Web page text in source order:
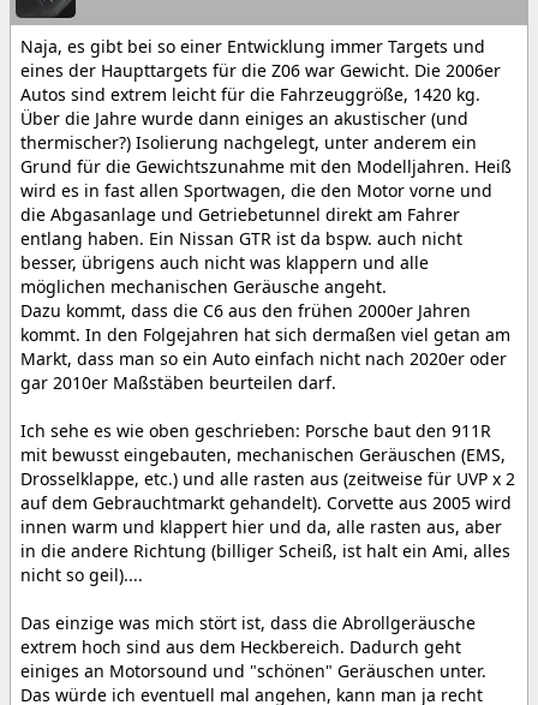
Naja, es gibt bei so einer Entwicklung immer Targets und
eines der Haupttargets für die Z06 war Gewicht. Die 2006er
Autos sind extrem leicht für die Fahrzeuggröße, 1420 kg.
Über die Jahre wurde dann einiges an akustischer (und
thermischer?) Isolierung nachgelegt, unter anderem ein
Grund für die Gewichtszunahme mit den Modelljahren. Heiß
wird es in fast allen Sportwagen, die den Motor vorne und
die Abgasanlage und Getriebetunnel direkt am Fahrer
entlang haben. Ein Nissan GTR ist da bspw. auch nicht
besser, übrigens auch nicht was klappern und alle
möglichen mechanischen Geräusche angeht.
Dazu kommt, dass die C6 aus den frühen 2000er Jahren
kommt. In den Folgejahren hat sich dermaßen viel getan am
Markt, dass man so ein Auto einfach nicht nach 2020er oder
gar 2010er Maßstäben beurteilen darf.
Ich sehe es wie oben geschrieben: Porsche baut den 911R
mit bewusst eingebauten, mechanischen Geräuschen (EMS,
Drosselklappe, etc.) und alle rasten aus (zeitweise für UVP x 2
auf dem Gebrauchtmarkt gehandelt). Corvette aus 2005 wird
innen warm und klappert hier und da, alle rasten aus, aber
in die andere Richtung (billiger Scheiß, ist halt ein Ami, alles
nicht so geil)....
Das einzige was mich stört ist, dass die Abrollgeräusche
extrem hoch sind aus dem Heckbereich. Dadurch geht
einiges an Motorsound und "schönen" Geräuschen unter.
Das würde ich eventuell mal angehen, kann man ja recht